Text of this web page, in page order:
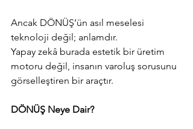
Ancak DÖNÜŞ’ün asıl meselesi
teknoloji değil; anlamdır.
Yapay zekâ burada estetik bir üretim
motoru değil, insanın varoluş sorusunu
görselleştiren bir araçtır.
DÖNÜŞ Neye Dair?